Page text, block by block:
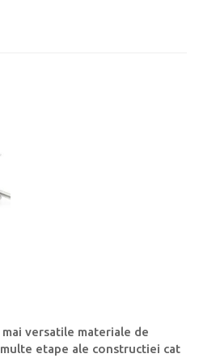
versatile materiale de
etape ale constructiei cat